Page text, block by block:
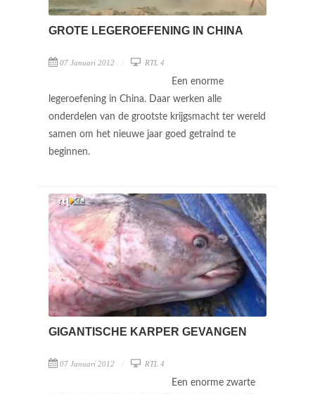
GROTE LEGEROEFENING IN CHINA
07 Januari 2012 RTL 4
Een enorme
legeroefening in China. Daar werken alle
onderdelen van de grootste krijgsmacht ter wereld
samen om het nieuwe jaar goed getraind te
beginnen.
GIGANTISCHE KARPER GEVANGEN
07 Januari 2012 RTL 4
Een enorme zwarte